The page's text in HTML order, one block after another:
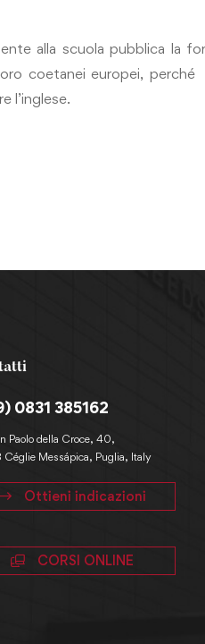
alla scuola pubblica la
coetanei europei,
l’inglese.
0831 385162
Paolo della Croce, 40,
Céglie Messápica, Puglia, Italy
Ottieni indicazioni
CORSI ONLINE